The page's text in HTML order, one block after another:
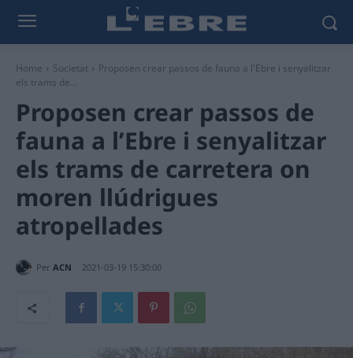
Home Societat
Proposen crear passos de fauna a l'Ebre i senyalitzar
els trams de...
Proposen crear passos de
fauna a l’Ebre i senyalitzar
els trams de carretera on
moren llúdrigues
atropellades
Per ACN 2021-03-19 15:30:00